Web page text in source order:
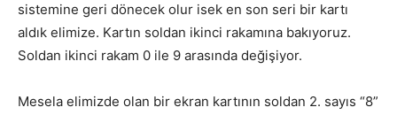
sistemine geri dönecek olur isek en son seri bir kartı
aldık elimize. Kartın soldan ikinci rakamına bakıyoruz.
Soldan ikinci rakam 0 ile 9 arasında değişiyor.
Mesela elimizde olan bir ekran kartının soldan 2. sayıs “8”